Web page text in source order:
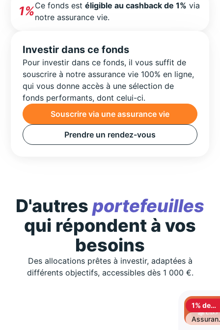
1%Ce fonds estéligible au cashback de 1% via
notre assurance vie.
Investir dans ce fonds
Pour investir dans ce fonds, il vous suffit de
souscrire à notre assurance vie 100% en ligne,
qui vous donne accès à une sélection de
fonds performants, dont celui-ci.
Souscrire via une assurance vie
Prendre un rendez-vous
D'autres portefeuilles
qui répondent à vos
besoins
Des allocations prêtes à investir, adaptées à
différents objectifs, accessibles dès 1 000 €.
1% de